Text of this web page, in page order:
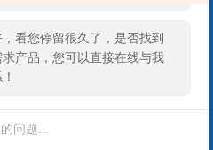
看您停留很久了，是否找到
求产品，您可以直接在线与我